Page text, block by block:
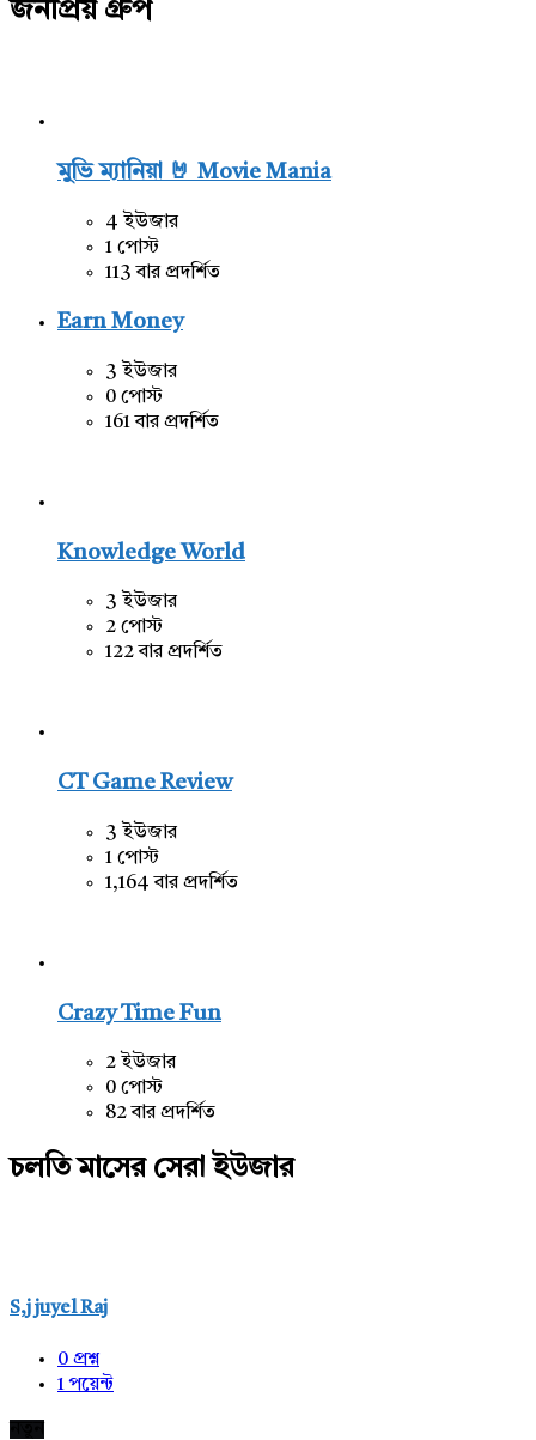
জনপ্রিয় গ্রুপ
মুভি ম্যানিয়া 🤘 Movie Mania
4 ইউজার
1 পোস্ট
113 বার প্রদর্শিত
Earn Money
3 ইউজার
0 পোস্ট
161 বার প্রদর্শিত
Knowledge World
3 ইউজার
2 পোস্ট
122 বার প্রদর্শিত
CT Game Review
3 ইউজার
1 পোস্ট
1,164 বার প্রদর্শিত
Crazy Time Fun
2 ইউজার
0 পোস্ট
82 বার প্রদর্শিত
চলতি মাসের সেরা ইউজার
S,j juyel Raj
0 প্রশ্ন
1পয়েন্ট